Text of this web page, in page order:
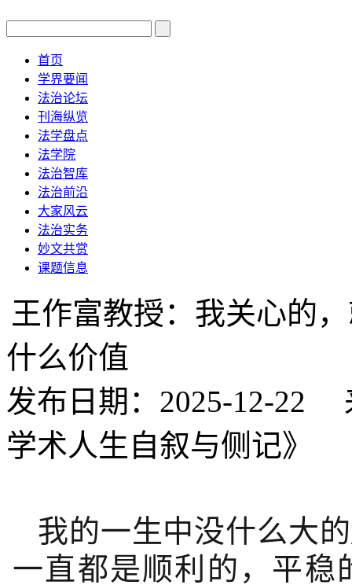
首页
学界要闻
法治论坛
刊海纵览
法学盘点
法学院
法治智库
法治前沿
大家风云
法治实务
妙文共赏
课题信息
王作富教授：我关心的
什么价值
发布日期：2025-12-22
学术人生自叙与侧记》
我的一生中没什么大
一直都是顺利的，平稳